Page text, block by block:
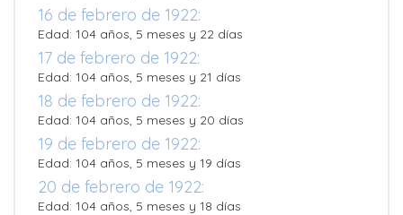
16 de febrero de 1922:
Edad: 104 años, 5 meses y 22 días
17 de febrero de 1922:
Edad: 104 años, 5 meses y 21 días
18 de febrero de 1922:
Edad: 104 años, 5 meses y 20 días
19 de febrero de 1922:
Edad: 104 años, 5 meses y 19 días
20 de febrero de 1922:
Edad: 104 años, 5 meses y 18 días